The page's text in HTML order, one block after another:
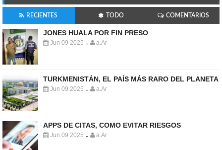
RECIENTES TODO COMENTARIOS
JONES HUALA POR FIN PRESO
Jun 09 2025 - a.Ar
TURKMENISTÁN, EL PAÍS MÁS RARO DEL PLANETA
Jun 09 2025 - a.Ar
APPS DE CITAS, COMO EVITAR RIESGOS
Jun 09 2025 - a.Ar